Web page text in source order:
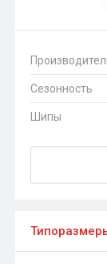
Сезонность
Шипы